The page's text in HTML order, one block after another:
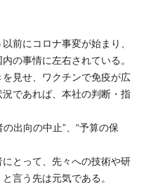
前にコロナ事変が始まり、
の事情に左右されている。
見せ、ワクチンで免疫が広
であれば、本社の判断・指
出向の中止”、“予算の保
とって、先々への技術や研
言う先は元気である。